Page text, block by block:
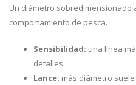
Un diámetro sobredimensionado
comportamiento de pesca.
Sensibilidad: una línea
detalles.
Lance: más diámetro